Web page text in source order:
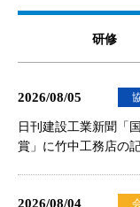
研修
2026/08/05
日刊建設工業新聞「
賞」に竹中工務店の
2026/08/04